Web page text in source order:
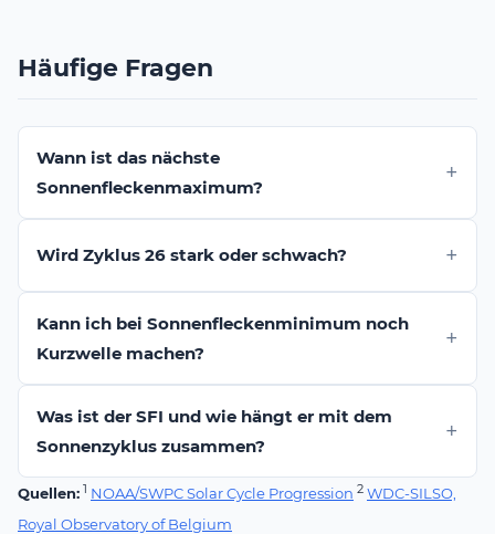
Häufige Fragen
Wann ist das nächste
Sonnenfleckenmaximum?
Wird Zyklus 26 stark oder schwach?
Kann ich bei Sonnenfleckenminimum noch
Kurzwelle machen?
Was ist der SFI und wie hängt er mit dem
Sonnenzyklus zusammen?
Quellen: 1 NOAA/SWPC Solar Cycle Progression 2 WDC-SILSO,
Royal Observatory of Belgium